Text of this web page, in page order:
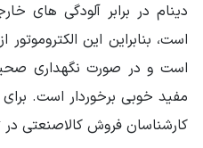
دینام در برابر آلودگی های
است، بنابراین این
است و در صورت نگهداری
مفید خوبی برخوردار است.
کارشناسان فروش کالاصنعتی